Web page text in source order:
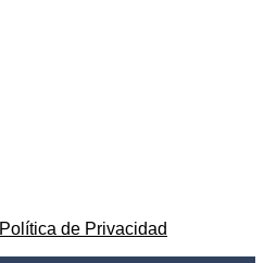
Política de Privacidad